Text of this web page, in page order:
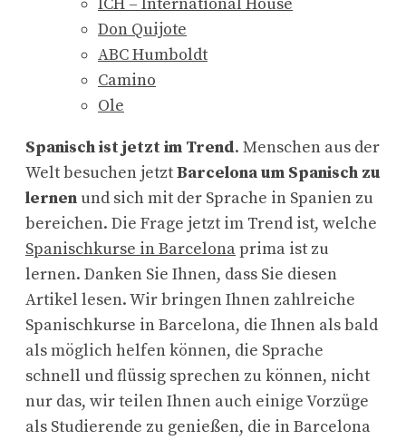
Don Quijote
ABC Humboldt
Camino
Ole
Spanisch ist jetzt im Trend. Menschen aus der
Welt besuchen jetztBarcelona um Spanisch zu
lernen und sich mit der Sprache in Spanien zu
bereichen. Die Frage jetzt im Trend ist, welche
Spanischkurse in Barcelonaprima ist zu
lernen. Danken Sie Ihnen, dass Sie diesen
Artikel lesen. Wir bringen Ihnen zahlreiche
Spanischkurse in Barcelona, die Ihnen als bald
als möglich helfen können, die Sprache
schnell und flüssig sprechen zu können, nicht
nur das, wir teilen Ihnen auch einige Vorzüge
als Studierende zu genießen, die in Barcelona